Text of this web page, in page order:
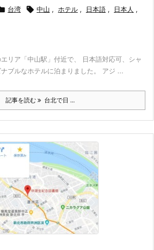
台湾  中山 , ホテル , 日本語 , 日本人 ,
リア「中山駅」付近で、 日本語対応可、シャ
ブルなホテルに泊まりました。 アジ ...
記事を読む 台北で日 ...